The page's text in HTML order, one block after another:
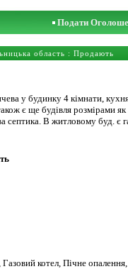
Подати
область : Продають
у будинку 4 кімнати,
є ще будівля розмірами
септика. В житловому буд. є
котел, Пічне